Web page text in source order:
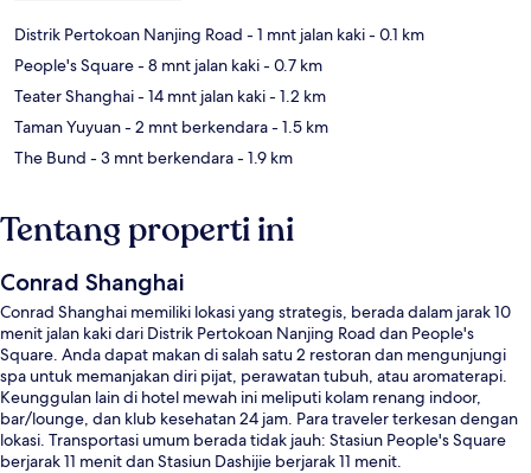
Distrik Pertokoan Nanjing Road - 1 mnt jalan kaki- 0.1 km
People's Square- 8 mnt jalan kaki- 0.7 km
Teater Shanghai- 14 mnt jalan kaki- 1.2 km
Taman Yuyuan- 2 mnt berkendara- 1.5 km
The Bund - 3 mnt berkendara- 1.9 km
Tentang properti ini
Conrad Shanghai
Conrad Shanghai memiliki lokasi yang strategis, berada dalam jarak 10
menit jalan kaki dari Distrik Pertokoan Nanjing Road dan People's
Square. Anda dapat makan di salah satu 2 restoran dan mengunjungi
spa untuk memanjakan diri pijat, perawatan tubuh, atau aromaterapi.
Keunggulan lain di hotel mewah ini meliputi kolam renang indoor,
bar/lounge, dan klub kesehatan 24 jam. Para traveler terkesan dengan
lokasi. Transportasi umum berada tidak jauh: Stasiun People's Square
berjarak 11 menit dan Stasiun Dashijie berjarak 11 menit.